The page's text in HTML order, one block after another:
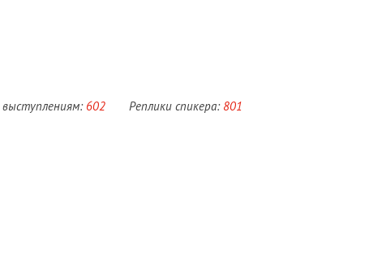
выступлениям: 602 Реплики спикера: 801